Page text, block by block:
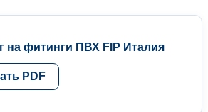
на фитинги ПВХ FIP Италия
PDF